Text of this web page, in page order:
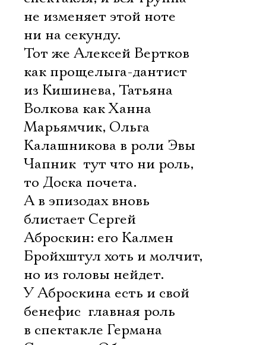
не изменяет этой ноте
ни на секунду.
Тот же Алексей Вертков
как прощелыга-дантист
из Кишинева, Татьяна
Волкова как Ханна
Марьямчик, Ольга
Калашникова в роли Эвы
Чапник  тут что ни роль,
то Доска почета.
А в эпизодах вновь
блистает Сергей
Аброскин: его Калмен
Бройхштул хоть и молчит,
но из головы нейдет.
У Аброскина есть и свой
бенефис  главная роль
в спектакле Германа